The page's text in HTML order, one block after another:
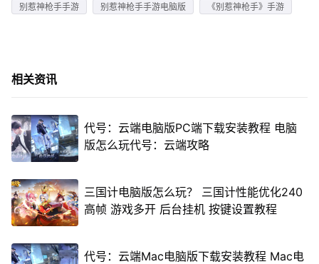
别惹神枪手手游
别惹神枪手手游电脑版 《别惹神枪手》手游
相关资讯
代号：云端电脑版PC端下载安装教程 电脑
版怎么玩代号：云端攻略
三国计电脑版怎么玩？ 三国计性能优化240
高帧 游戏多开 后台挂机 按键设置教程
代号：云端Mac电脑版下载安装教程 Mac电